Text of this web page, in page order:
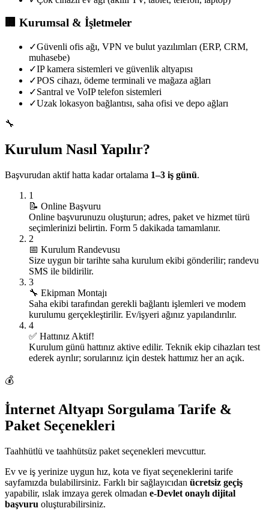
🏢 Kurumsal & İşletmeler
✓Güvenli ofis ağı, VPN ve bulut yazılımları (ERP, CRM,
muhasebe)
✓IP kamera sistemleri ve güvenlik altyapısı
✓POS cihazı, ödeme terminali ve mağaza ağları
✓Santral ve VoIP telefon sistemleri
✓Uzak lokasyon bağlantısı, saha ofisi ve depo ağları
🔧
Kurulum Nasıl Yapılır?
Başvurudan aktif hatta kadar ortalama 1–3 iş günü.
1
📝 Online Başvuru
Online başvurunuzu oluşturun; adres, paket ve hizmet türü
seçimlerinizi belirtin. Form 5 dakikada tamamlanır.
2
📅 Kurulum Randevusu
Size uygun bir tarihte saha kurulum ekibi gönderilir; randevu
SMS ile bildirilir.
3
🔧 Ekipman Montajı
Saha ekibi tarafından gerekli bağlantı işlemleri ve modem
kurulumu gerçekleştirilir. Ev/işyeri ağınız yapılandırılır.
4
✅ Hattınız Aktif!
Kurulum günü hattınız aktive edilir. Teknik ekip cihazları test
ederek ayrılır; sorularınız için destek hattımız her an açık.
💰
İnternet Altyapı Sorgulama Tarife &
Paket Seçenekleri
Taahhütlü ve taahhütsüz paket seçenekleri mevcuttur.
Ev ve iş yerinize uygun hız, kota ve fiyat seçeneklerini tarife
sayfamızda bulabilirsiniz. Farklı bir sağlayıcıdan ücretsiz geçiş
yapabilir, ıslak imzaya gerek olmadan e-Devlet onaylı dijital
başvuru oluşturabilirsiniz.